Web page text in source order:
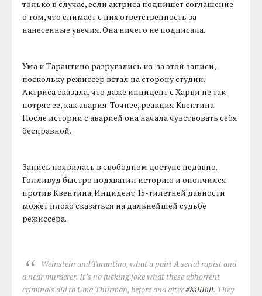
только в случае, если актриса подпишет соглашение
о том, что снимает с них ответственность за
нанесенные увечия. Она ничего не подписала.
Ума и Тарантино разругались из-за этой записи,
поскольку режиссер встал на сторону студии.
Актриса сказала, что даже инцидент с Харви не так
потряс ее, как авария. Точнее, реакция Квентина.
После истории с аварией она начала чувствовать себя
бесправной.
Запись появилась в свободном доступе недавно.
Голливуд быстро подхватил историю и ополчился
против Квентина. Инцидент 15-тилетней давности
может плохо сказаться на дальнейшей судьбе
режиссера.
Weinstein and Tarantino, what a pair! A serial rapist and
a near murderer. It’s no fucking joke what these abhorrent
criminals did to Uma Thurman, before and after#KillBill. They